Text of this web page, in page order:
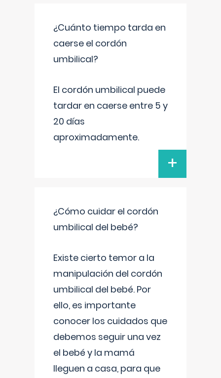
¿Cuánto tiempo tarda en
caerse el cordón
umbilical?
El cordón umbilical puede
tardar en caerse entre 5 y
20 días
aproximadamente.
+
¿Cómo cuidar el cordón
umbilical del bebé?
Existe cierto temor a la
manipulación del cordón
umbilical del bebé. Por
ello, es importante
conocer los cuidados que
debemos seguir una vez
el bebé y la mamá
lleguen a casa, para que